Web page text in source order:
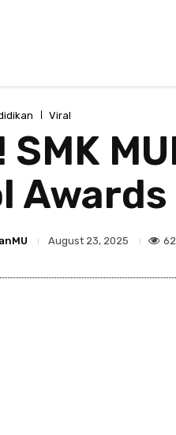
Viral
SMK
August 23, 2025